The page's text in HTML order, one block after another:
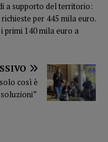
a supporto del territorio:
per 445 mila euro.
primi 140 mila euro a
così è